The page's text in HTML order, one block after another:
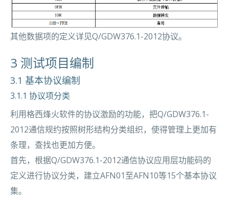
其他数据项的定义详见Q/GDW376.1-2012协议。
3 测试项目编制
3.1 基本协议编制
3.1.1 协议项分类
利用格西烽火软件的协议激励的功能，把Q/GDW376.1-
2012通信规约按照树形结构分类组织，使得管理上更加有
条理，查找也更加方便。
首先，根据Q/GDW376.1-2012通信协议应用层功能码的
定义进行协议分类，建立AFN01至AFN10等15个基本协议
集。